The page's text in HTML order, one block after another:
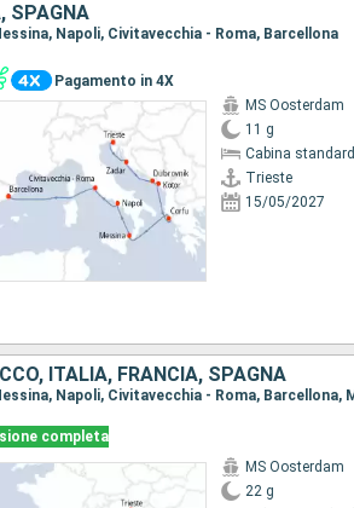
SPAGNA
Napoli, Civitavecchia - Roma, Barcellona
Pagamento in 4X
MS Oosterdam
11 g
Cabina standard
Trieste
15/05/2027
ITALIA, FRANCIA, SPAGNA
completa
MS Oosterdam
22 g